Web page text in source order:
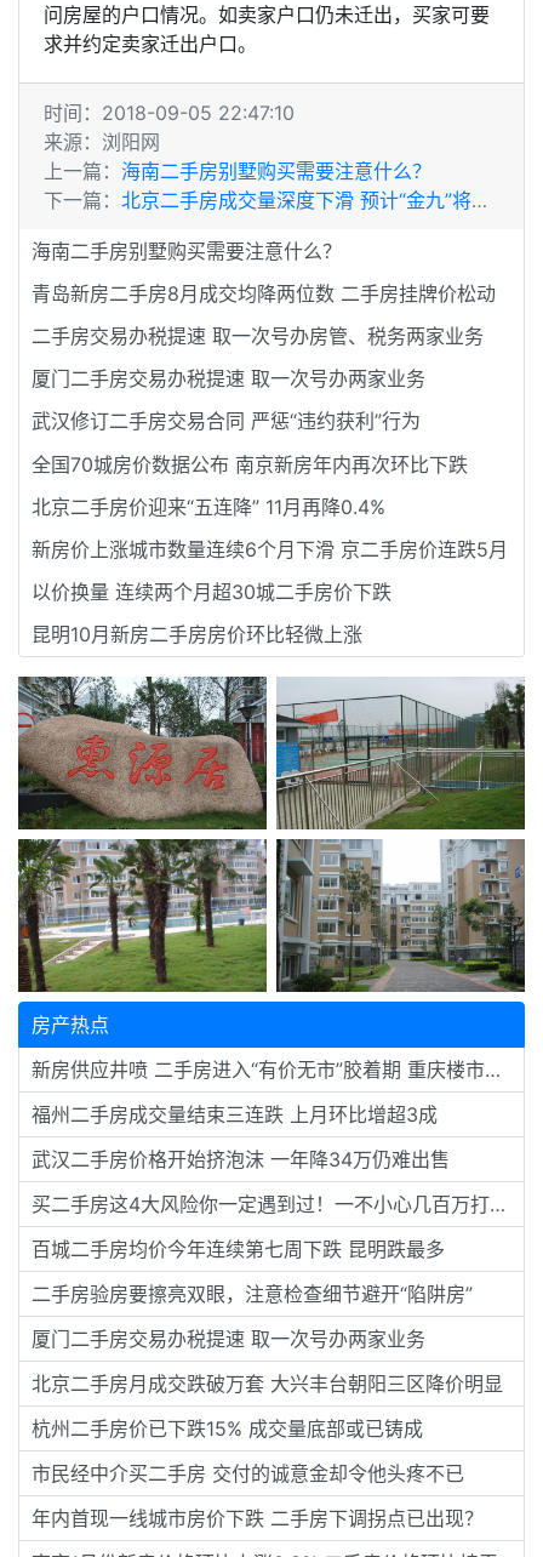
问房屋的户口情况。如卖家户口仍未迁出，买家可要
求并约定卖家迁出户口。
时间：2018-09-05 22:47:10
来源：浏阳网
上一篇： 海南二手房别墅购买需要注意什么？
下一篇： 北京二手房成交量深度下滑 预计“金九”将失色
海南二手房别墅购买需要注意什么？
青岛新房二手房8月成交均降两位数 二手房挂牌价松动
二手房交易办税提速 取一次号办房管、税务两家业务
厦门二手房交易办税提速 取一次号办两家业务
武汉修订二手房交易合同 严惩“违约获利”行为
全国70城房价数据公布 南京新房年内再次环比下跌
北京二手房价迎来“五连降” 11月再降0.4%
新房价上涨城市数量连续6个月下滑 京二手房价连跌5月
以价换量 连续两个月超30城二手房价下跌
昆明10月新房二手房房价环比轻微上涨
房产热点
新房供应井喷 二手房进入“有价无市”胶着期 重庆楼市暗流涌动 有楼盘单价直降3000元
福州二手房成交量结束三连跌 上月环比增超3成
武汉二手房价格开始挤泡沫 一年降34万仍难出售
买二手房这4大风险你一定遇到过！一不小心几百万打水漂…
百城二手房均价今年连续第七周下跌 昆明跌最多
二手房验房要擦亮双眼，注意检查细节避开“陷阱房”
厦门二手房交易办税提速 取一次号办两家业务
北京二手房月成交跌破万套 大兴丰台朝阳三区降价明显
杭州二手房价已下跌15% 成交量底部或已铸成
市民经中介买二手房 交付的诚意金却令他头疼不已
年内首现一线城市房价下跌 二手房下调拐点已出现？